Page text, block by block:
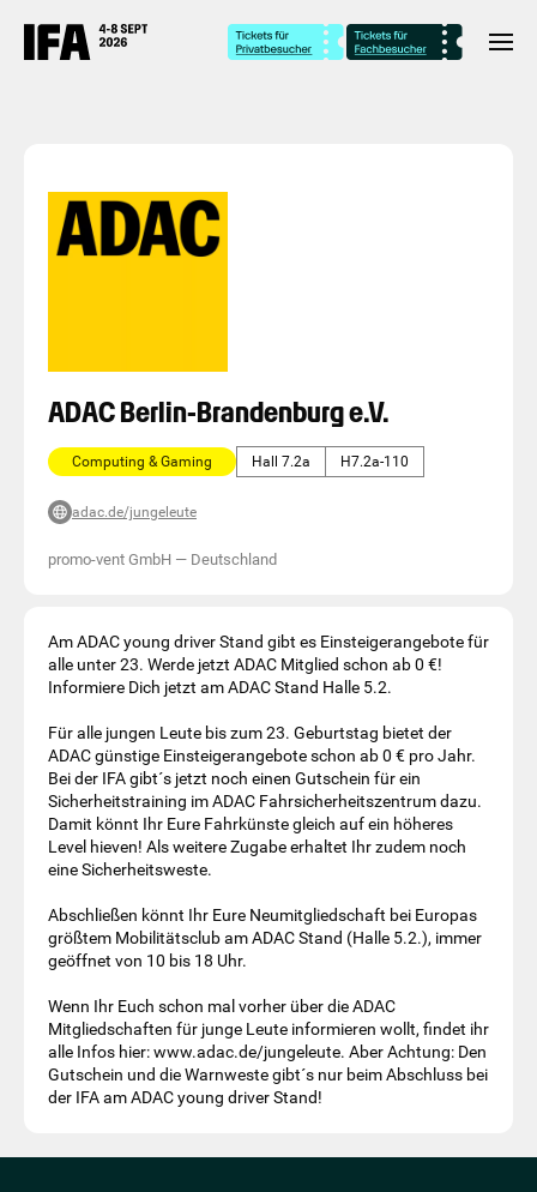
ADAC Berlin-Brandenburg e.V.
Computing & Gaming Hall 7.2a H7.2a-110
adac.de/jungeleute
promo-vent GmbH — Deutschland
Am ADAC young driver Stand gibt es Einsteigerangebote für
alle unter 23. Werde jetzt ADAC Mitglied schon ab 0 €!
Informiere Dich jetzt am ADAC Stand Halle 5.2.
Für alle jungen Leute bis zum 23. Geburtstag bietet der
ADAC günstige Einsteigerangebote schon ab 0 € pro Jahr.
Bei der IFA gibt´s jetzt noch einen Gutschein für ein
Sicherheitstraining im ADAC Fahrsicherheitszentrum dazu.
Damit könnt Ihr Eure Fahrkünste gleich auf ein höheres
Level hieven! Als weitere Zugabe erhaltet Ihr zudem noch
eine Sicherheitsweste.
Abschließen könnt Ihr Eure Neumitgliedschaft bei Europas
größtem Mobilitätsclub am ADAC Stand (Halle 5.2.), immer
geöffnet von 10 bis 18 Uhr.
Wenn Ihr Euch schon mal vorher über die ADAC
Mitgliedschaften für junge Leute informieren wollt, findet ihr
alle Infos hier: www.adac.de/jungeleute. Aber Achtung: Den
Gutschein und die Warnweste gibt´s nur beim Abschluss bei
der IFA am ADAC young driver Stand!